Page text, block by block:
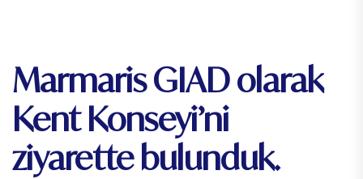
Marmaris GIAD olarak
Kent Konseyi’ni
ziyarette bulunduk.